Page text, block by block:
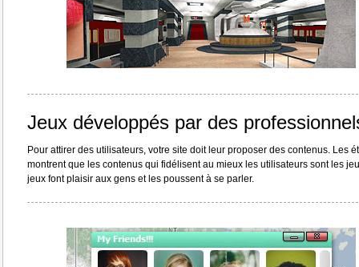
Jeux développés par des
Pour attirer des utilisateurs, votre site doit leur proposer des contenus. Les
montrent que les contenus qui fidélisent au mieux les utilisateurs sont les
jeux font plaisir aux gens et les poussent à se parler.